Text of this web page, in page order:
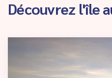
Découvrez l'île